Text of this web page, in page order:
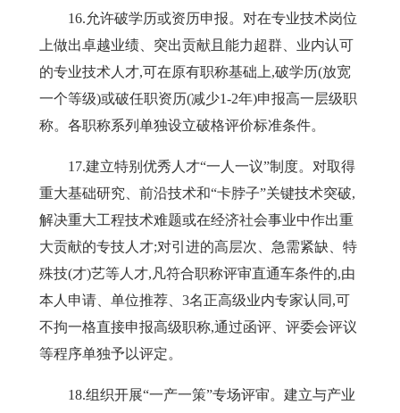
16.允许破学历或资历申报。对在专业技术岗位
上做出卓越业绩、突出贡献且能力超群、业内认可
的专业技术人才,可在原有职称基础上,破学历(放宽
一个等级)或破任职资历(减少1-2年)申报高一层级职
称。各职称系列单独设立破格评价标准条件。
17.建立特别优秀人才“一人一议”制度。对取得
重大基础研究、前沿技术和“卡脖子”关键技术突破,
解决重大工程技术难题或在经济社会事业中作出重
大贡献的专技人才;对引进的高层次、急需紧缺、特
殊技(才)艺等人才,凡符合职称评审直通车条件的,由
本人申请、单位推荐、3名正高级业内专家认同,可
不拘一格直接申报高级职称,通过函评、评委会评议
等程序单独予以评定。
18.组织开展“一产一策”专场评审。建立与产业